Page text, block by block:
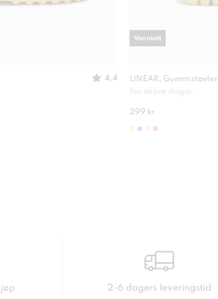
4.4
LINEAR, Gummistøvler
For aktive dager
299 kr
Vanntett
2-6 dagers leveringstid